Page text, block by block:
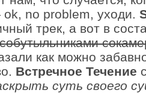
no problem, уходи.
трек, а вот в
собутыльниками
как можно
Встречное Течение
суть своего